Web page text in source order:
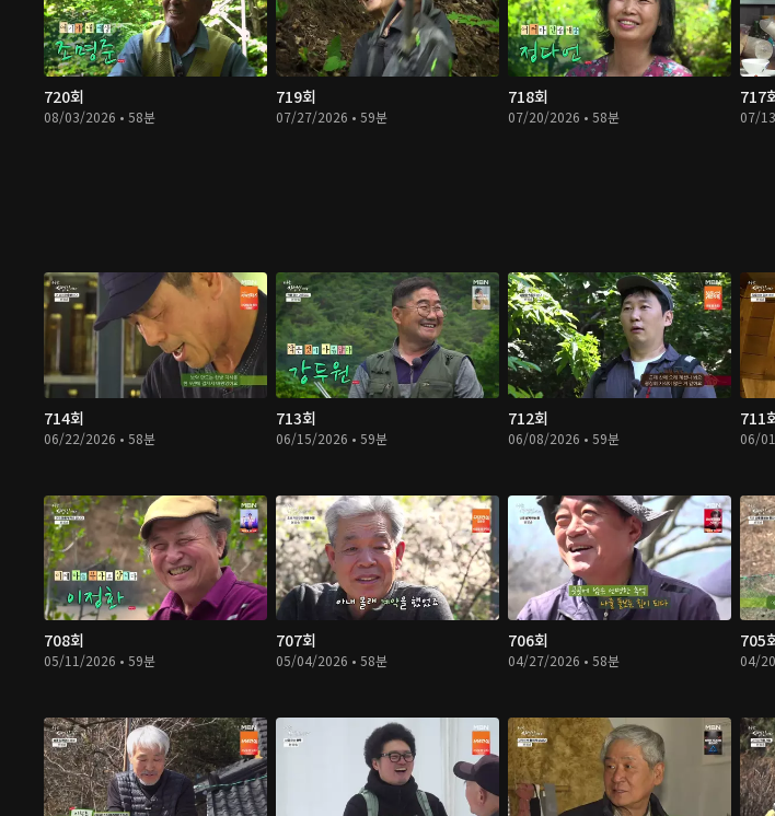
720회
08/03/2026 • 58분
719회
07/27/2026 • 59분
718회
07/20/2026 • 58분
717
07/
714회
06/22/2026 • 58분
713회
06/15/2026 • 59분
712회
06/08/2026 • 59분
711
06/
708회
05/11/2026 • 59분
707회
05/04/2026 • 58분
706회
04/27/2026 • 58분
705
04/